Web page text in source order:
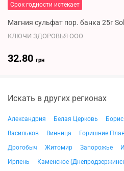
Срок годности истекает
Магния сульфат пор. банка 25г
КЛЮЧИ ЗДОРОВЬЯ ООО
32.80 грн
Искать в других регионах
Александрия Белая Церковь
Васильков
Винница Горишние
Дрогобыч
Житомир Запорожье
Ирпень
Каменское